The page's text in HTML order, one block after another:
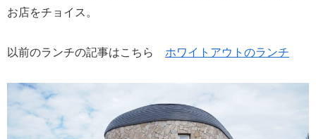
お店をチョイス。
以前のランチの記事はこちら ホワイトアウトのランチ